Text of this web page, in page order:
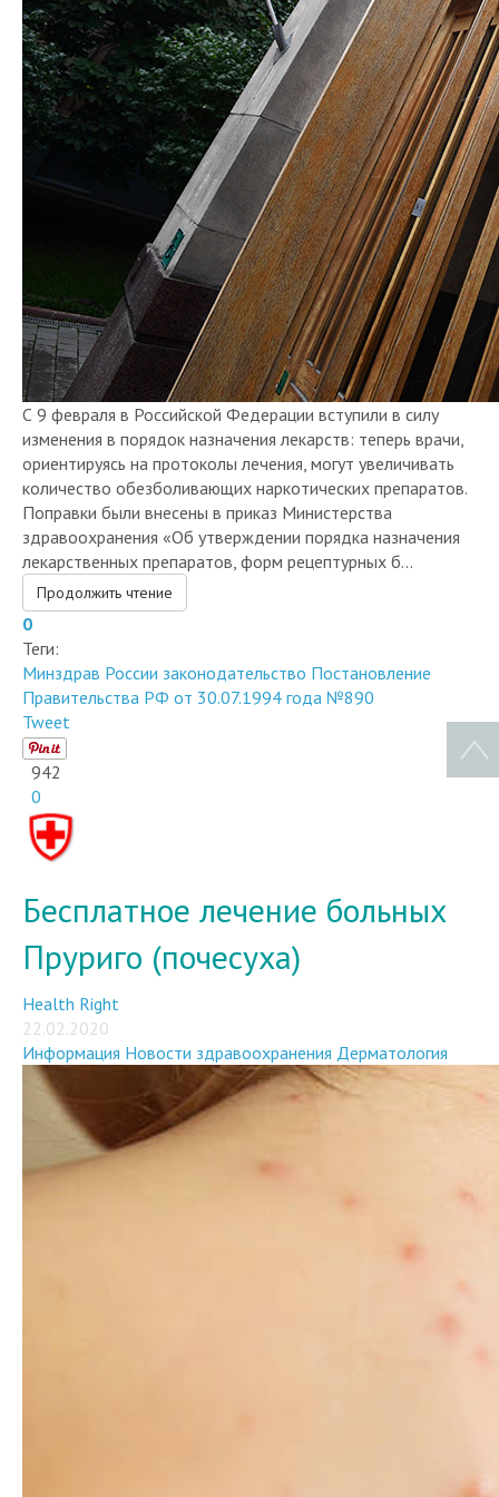
С 9 февраля в Российской Федерации вступили в силу
изменения в порядок назначения лекарств: теперь врачи,
ориентируясь на протоколы лечения, могут увеличивать
количество обезболивающих наркотических препаратов.
Поправки были внесены в приказ Министерства
здравоохранения «Об утверждении порядка назначения
лекарственных препаратов, форм рецептурных б...
Продолжить чтение
Теги:
Минздрав России
Правительства РФ от 30.07.1994 года №890
Tweet
942
0
Пруриго (почесуха)
Health Right
22.02.2020
Информация